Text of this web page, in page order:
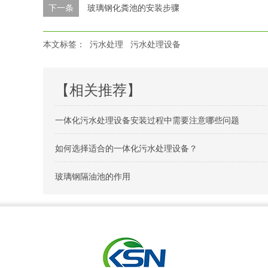
下一条 玻璃钢化粪池的安装步骤
本文标签： 污水处理 污水处理设备
【相关推荐】
一体化污水处理设备安装过程中需要注意哪些问题
如何选择适合的一体化污水处理设备？
玻璃钢隔油池的作用